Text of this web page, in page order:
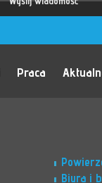
Praca
Biura i